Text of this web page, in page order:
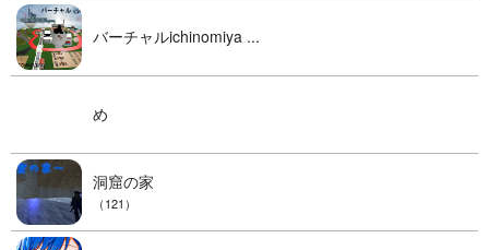
バーチャルichinomiya ...
め
洞窟の家
（121）